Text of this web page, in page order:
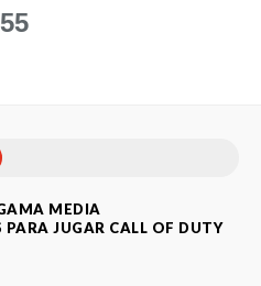
MEDIA
JUGAR CALL OF DUTY